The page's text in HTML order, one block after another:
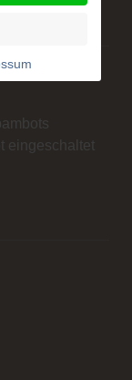
eingeschaltet